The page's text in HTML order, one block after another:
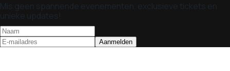
Mis geen spannende evenementen, exclusieve tickets en
unieke updates!